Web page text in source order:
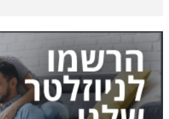
ניוזלטרים
מייל
אדום